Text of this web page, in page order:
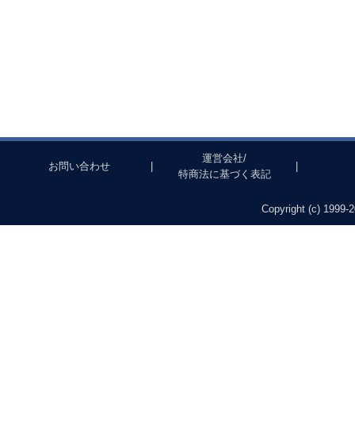
お問い合わせ
運営会社/
特商法に基づく表記
Copyright (c) 1999-